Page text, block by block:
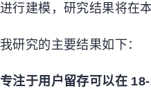
进行建模，研究结果将在
我研究的主要结果如下：
专注于用户留存可以在